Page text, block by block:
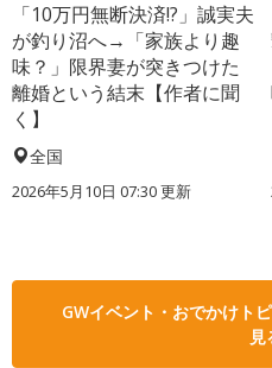
「10万円無断決済!?」誠実夫
が釣り沼へ→「家族より趣
味？」限界妻が突きつけた
離婚という結末【作者に聞
く】
全国
2026年5月10日 07:30 更新
GWイベント・おでかけト
見